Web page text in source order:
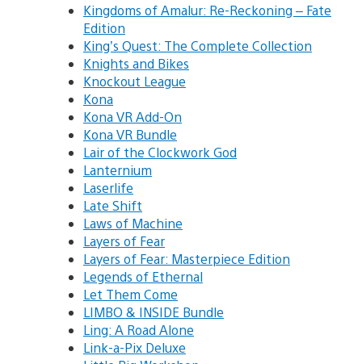
Kingdoms of Amalur: Re-Reckoning – Fate
Edition
King’s Quest: The Complete Collection
Knights and Bikes
Knockout League
Kona
Kona VR Add-On
Kona VR Bundle
Lair of the Clockwork God
Lanternium
Laserlife
Late Shift
Laws of Machine
Layers of Fear
Layers of Fear: Masterpiece Edition
Legends of Ethernal
Let Them Come
LIMBO & INSIDE Bundle
Ling: A Road Alone
Link-a-Pix Deluxe